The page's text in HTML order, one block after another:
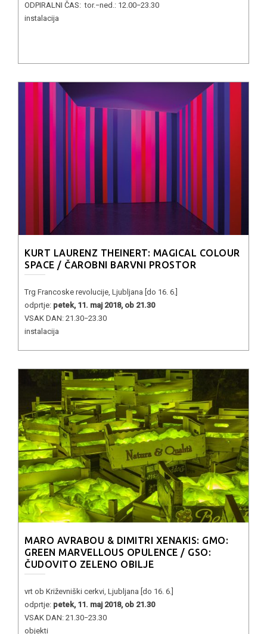
ODPIRALNI ČAS: tor.−ned.: 12.00−23.30
instalacija
KURT LAURENZ THEINERT: MAGICAL COLOUR
SPACE / ČAROBNI BARVNI PROSTOR
Trg Francoske revolucije, Ljubljana [do 16. 6.]
odprtje: petek, 11. maj 2018, ob 21.30
VSAK DAN: 21.30−23.30
instalacija
MARO AVRABOU & DIMITRI XENAKIS: GMO:
GREEN MARVELLOUS OPULENCE / GSO:
ČUDOVITO ZELENO OBILJE
vrt ob Križevniški cerkvi, Ljubljana [do 16. 6.]
odprtje: petek, 11. maj 2018, ob 21.30
VSAK DAN: 21.30−23.30
objekti